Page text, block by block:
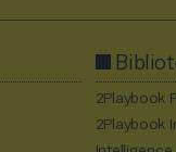
2Playbook
2Playbook